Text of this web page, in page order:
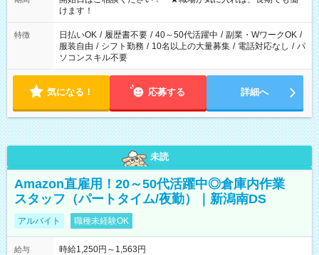
間以上勤務は社会保険への加入対象となります ※労働者派遣法
（日雇い派遣の原則禁止）により、短時間・短期間の就業はご
案内が難しい場合があります
けます！
特徴 日払いOK / 履歴書不要 / 40～50代活躍中 / 副業・WワークOK /
服装自由 / シフト勤務 / 10名以上の大量募集 / 電話対応なし / パ
ソコンスキル不要
気になる！ 応募する 詳細へ
未読
Amazon直雇用！20～50代活躍中◎倉庫内作業
スタッフ（パートタイム/夜勤）｜新潟南DS
アルバイト 職種未経験OK
給与
時給1,250円～1,563円